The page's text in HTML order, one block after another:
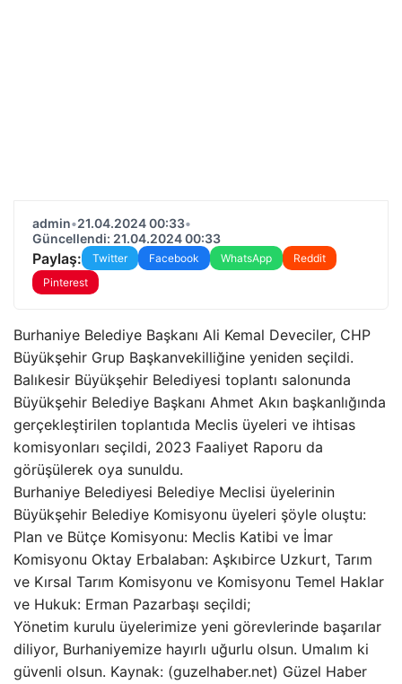
admin•21.04.2024 00:33•
Güncellendi: 21.04.2024 00:33
Paylaş: Twitter Facebook WhatsApp
Reddit
Pinterest
Burhaniye Belediye Başkanı Ali Kemal Deveciler, CHP
Büyükşehir Grup Başkanvekilliğine yeniden seçildi.
Balıkesir Büyükşehir Belediyesi toplantı salonunda
Büyükşehir Belediye Başkanı Ahmet Akın başkanlığında
gerçekleştirilen toplantıda Meclis üyeleri ve ihtisas
komisyonları seçildi, 2023 Faaliyet Raporu da
görüşülerek oya sunuldu.
Burhaniye Belediyesi Belediye Meclisi üyelerinin
Büyükşehir Belediye Komisyonu üyeleri şöyle oluştu:
Plan ve Bütçe Komisyonu: Meclis Katibi ve İmar
Komisyonu Oktay Erbalaban: Aşkıbirce Uzkurt, Tarım
ve Kırsal Tarım Komisyonu ve Komisyonu Temel Haklar
ve Hukuk: Erman Pazarbaşı seçildi;
Yönetim kurulu üyelerimize yeni görevlerinde başarılar
diliyor, Burhaniyemize hayırlı uğurlu olsun. Umalım ki
güvenli olsun. Kaynak: (guzelhaber.net) Güzel Haber